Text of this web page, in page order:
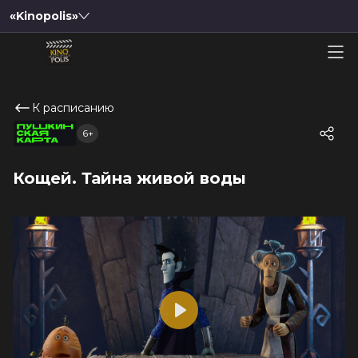
«Kinopolis»
К расписанию
Кощей. Тайна живой воды
6+
Play